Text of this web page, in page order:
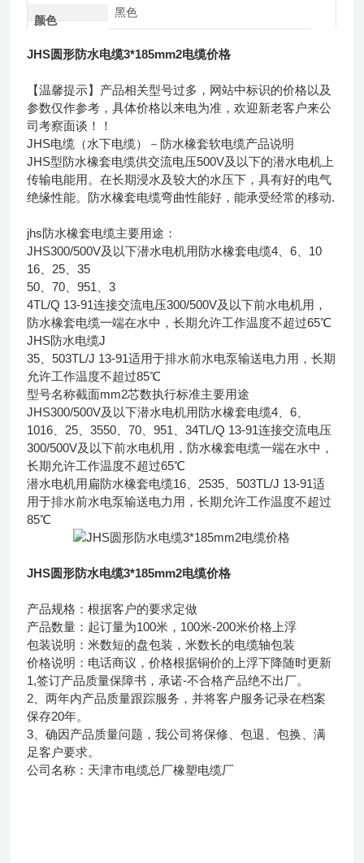
颜色
黑色
JHS圆形防水电缆3*185mm2电缆价格
【温馨提示】产品相关型号过多，网站中标识的价格以及
参数仅作参考，具体价格以来电为准，欢迎新老客户来公
司考察面谈！！
JHS电缆（水下电缆）－防水橡套软电缆产品说明
JHS型防水橡套电缆供交流电压500V及以下的潜水电机上
传输电能用。在长期浸水及较大的水压下，具有好的电气
绝缘性能。防水橡套电缆弯曲性能好，能承受经常的移动.
jhs防水橡套电缆主要用途：
JHS300/500V及以下潜水电机用防水橡套电缆4、6、10
16、25、35
50、70、951、3
4TL/Q 13-91连接交流电压300/500V及以下前水电机用，
防水橡套电缆一端在水中，长期允许工作温度不超过65℃
JHS防水电缆J
35、503TL/J 13-91适用于排水前水电泵输送电力用，长期
允许工作温度不超过85℃
型号名称截面mm2芯数执行标准主要用途
JHS300/500V及以下潜水电机用防水橡套电缆4、6、
1016、25、3550、70、951、34TL/Q 13-91连接交流电压
300/500V及以下前水电机用，防水橡套电缆一端在水中，
长期允许工作温度不超过65℃
潜水电机用扁防水橡套电缆16、2535、503TL/J 13-91适
用于排水前水电泵输送电力用，长期允许工作温度不超过
85℃
JHS圆形防水电缆3*185mm2电缆价格
产品规格：根据客户的要求定做
产品数量：起订量为100米，100米-200米价格上浮
包装说明：米数短的盘包装，米数长的电缆轴包装
价格说明：电话商议，价格根据铜价的上浮下降随时更新
1,签订产品质量保障书，承诺-不合格产品绝不出厂。
2、两年内产品质量跟踪服务，并将客户服务记录在档案
保存20年。
3、确因产品质量问题，我公司将保修、包退、包换、满
足客户要求。
公司名称：天津市电缆总厂橡塑电缆厂